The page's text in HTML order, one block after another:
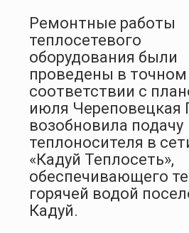
Ремонтные работы
теплосетевого
оборудования были
проведены в точном
соответствии с
июля Череповецкая
возобновила подачу
теплоносителя в
«Кадуй Теплосеть»,
обеспечивающего
горячей водой
Кадуй.